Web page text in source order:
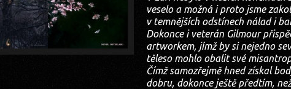
veselo a možná i proto jsme
v temnějších odstínech nálad i
Dokonce i veterán Gilmour
artworkem, jímž by si nejedno
těleso mohlo obalit své
Čímž samozřejmě hned získal
dobru, dokonce ještě předtím,